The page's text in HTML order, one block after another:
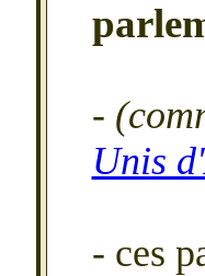
-
Unis
- ces